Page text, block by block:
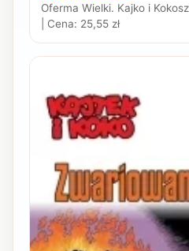
Oferma Wielki. Kajko i
| Cena: 25,55 zł